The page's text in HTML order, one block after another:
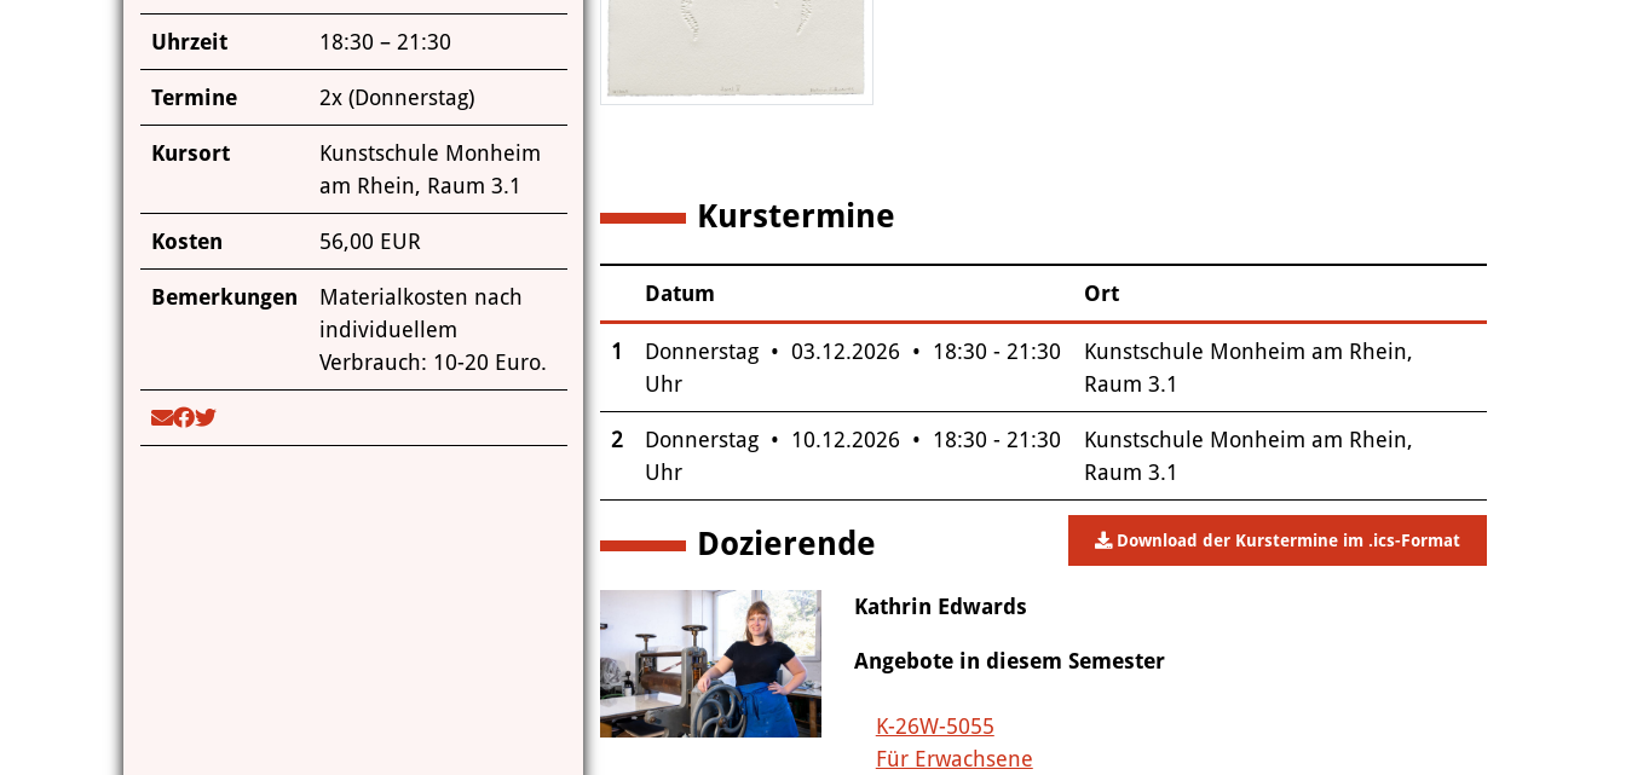
Uhrzeit 18:30 – 21:30
Termine 2x (Donnerstag)
Kursort
Kunstschule Monheim
am Rhein, Raum 3.1
Kosten 56,00 EUR
Bemerkungen
Materialkosten nach
individuellem
Verbrauch: 10-20 Euro.
Kurstermine
Insgesamt gibt es 2 Termine zum diesen Kurs
–
Datum Ort
1
Donnerstag • 03.12.2026 • 18:30 - 21:30
Uhr
Kunstschule Monheim am Rhein,
Raum 3.1
2
Donnerstag • 10.12.2026 • 18:30 - 21:30
Uhr
Kunstschule Monheim am Rhein,
Raum 3.1
Download der Kurstermine im .ics-Format
Dozierende
Kathrin Edwards
Angebote in diesem Semester
K-26W-5055
Für Erwachsene